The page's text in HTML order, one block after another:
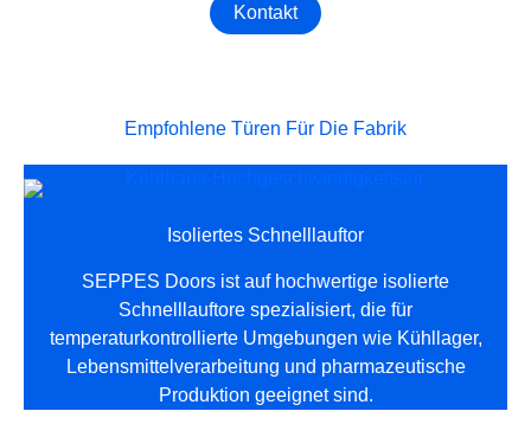
Kontakt
Empfohlene Türen Für Die Fabrik
Isoliertes Schnelllauftor
SEPPES Doors ist auf hochwertige isolierte
Schnelllauftore spezialisiert, die für
temperaturkontrollierte Umgebungen wie Kühllager,
Lebensmittelverarbeitung und pharmazeutische
Produktion geeignet sind.